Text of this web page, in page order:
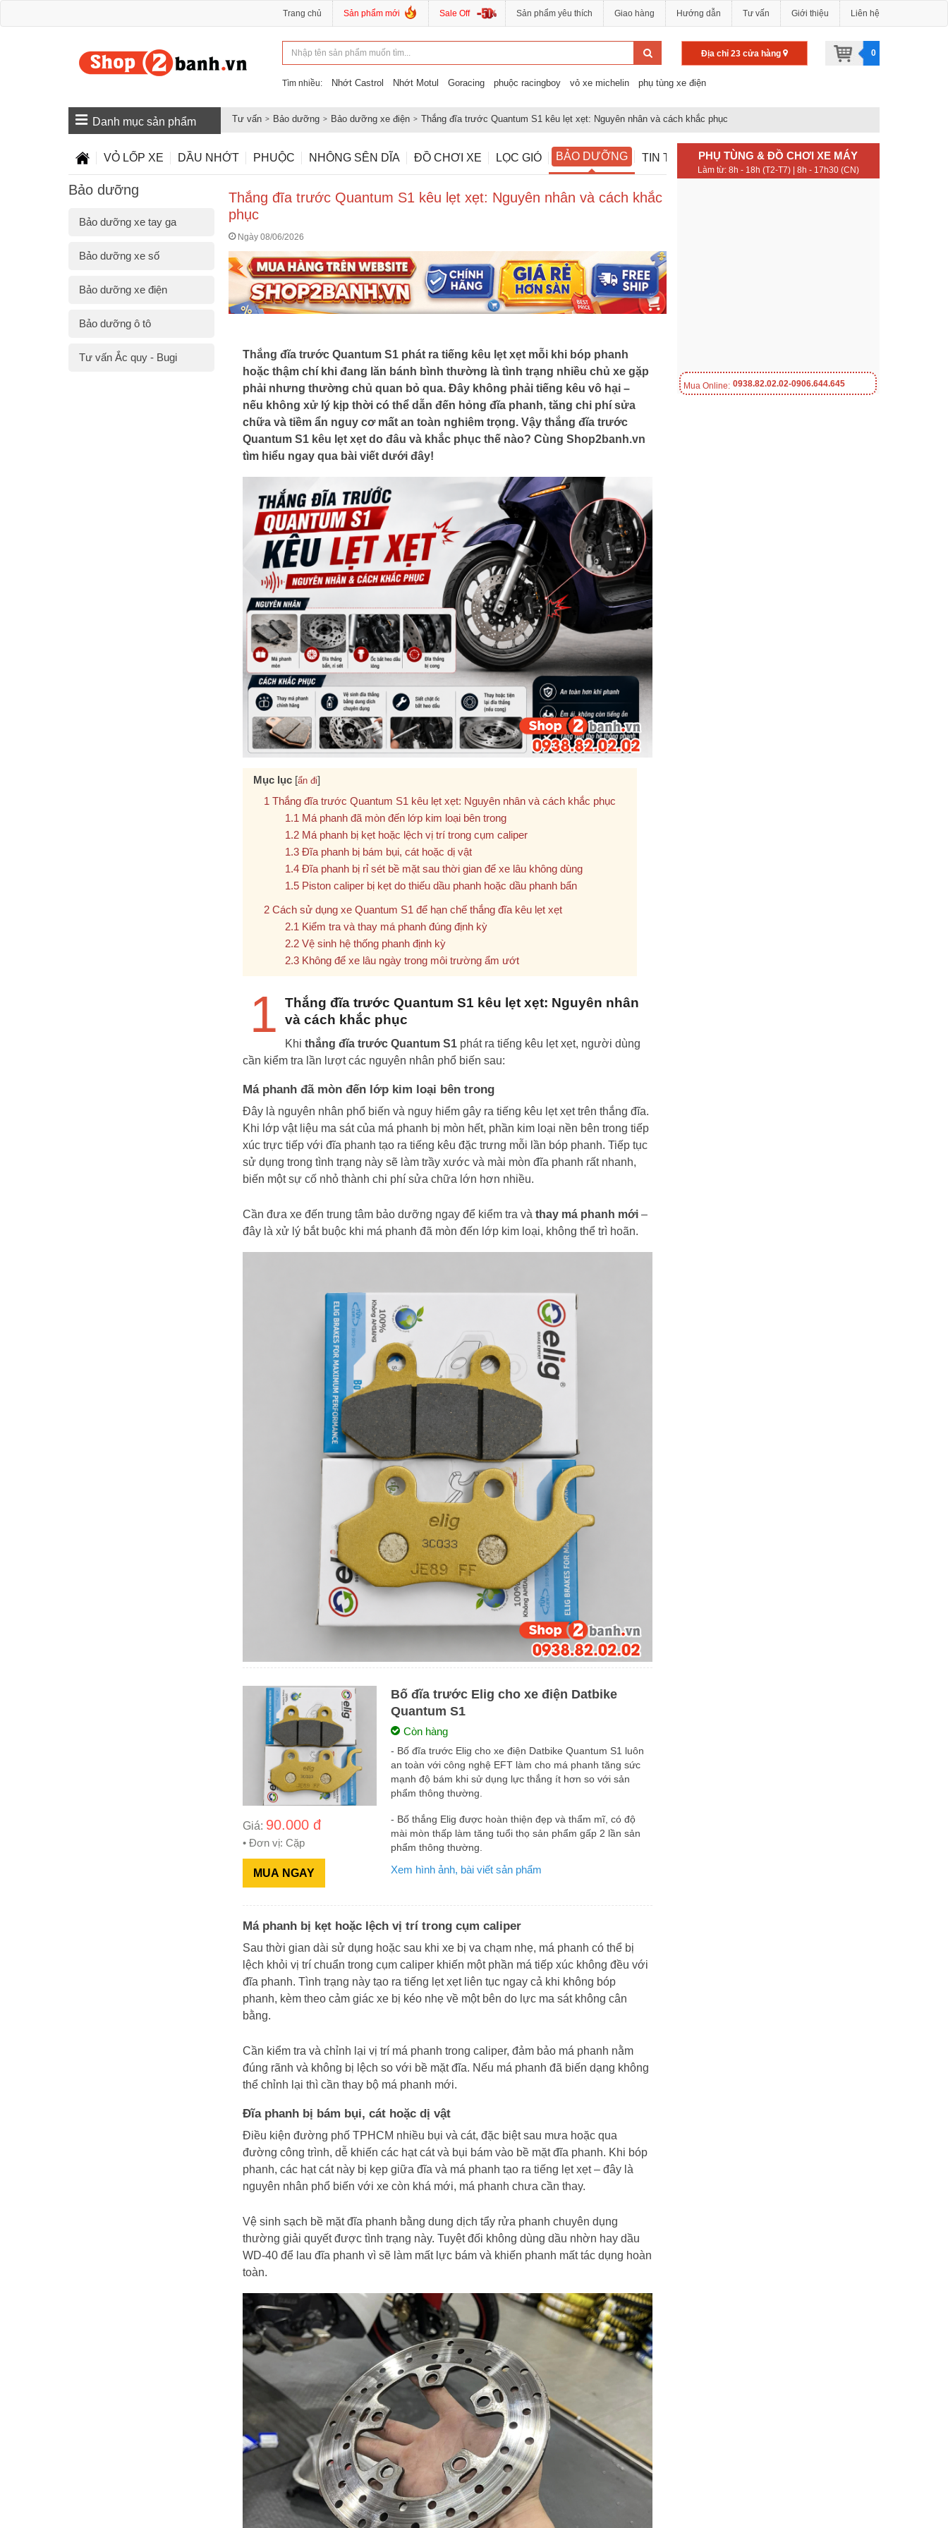
Trang chủ Sản phẩm mới Sale Off Sản phẩm yêu thích Giao hàng Hướng dẫn Tư vấn Giới thiệu Liên hệ
Tìm nhiều: Nhớt Castrol Nhớt Motul Goracing phuộc racingboy vỏ xe michelin phụ tùng xe điện
Địa chỉ 23 cửa hàng 0
Tư vấn Bảo dưỡng Bảo dưỡng xe điện Thắng đĩa trước Quantum S1 kêu lẹt xẹt: Nguyên nhân và cách khắc phục
Danh mục sản phẩm
VỎ LỐP XE DẦU NHỚT PHUỘC NHÔNG SÊN DĨA ĐỒ CHƠI XE LỌC GIÓ BẢO DƯỠNG TIN TỨC
Bảo dưỡng
Bảo dưỡng xe tay ga
Bảo dưỡng xe số
Bảo dưỡng xe điện
Bảo dưỡng ô tô
Tư vấn Ắc quy - Bugi
Thắng đĩa trước Quantum S1 kêu lẹt xẹt: Nguyên nhân và cách khắc
phục
Ngày 08/06/2026
Thắng đĩa trước Quantum S1 phát ra tiếng kêu lẹt xẹt mỗi khi bóp phanh
hoặc thậm chí khi đang lăn bánh bình thường là tình trạng nhiều chủ xe gặp
phải nhưng thường chủ quan bỏ qua. Đây không phải tiếng kêu vô hại –
nếu không xử lý kịp thời có thể dẫn đến hỏng đĩa phanh, tăng chi phí sửa
chữa và tiềm ẩn nguy cơ mất an toàn nghiêm trọng. Vậy thắng đĩa trước
Quantum S1 kêu lẹt xẹt do đâu và khắc phục thế nào? Cùng Shop2banh.vn
tìm hiểu ngay qua bài viết dưới đây!
Mục lục [ẩn đi]
Thắng đĩa trước Quantum S1 kêu lẹt xẹt: Nguyên nhân và cách khắc phục
Má phanh đã mòn đến lớp kim loại bên trong
Má phanh bị kẹt hoặc lệch vị trí trong cụm caliper
Đĩa phanh bị bám bụi, cát hoặc dị vật
Đĩa phanh bị rỉ sét bề mặt sau thời gian để xe lâu không dùng
Piston caliper bị kẹt do thiếu dầu phanh hoặc dầu phanh bẩn
Cách sử dụng xe Quantum S1 để hạn chế thắng đĩa kêu lẹt xẹt
Kiểm tra và thay má phanh đúng định kỳ
Vệ sinh hệ thống phanh định kỳ
Không để xe lâu ngày trong môi trường ẩm ướt
1
Thắng đĩa trước Quantum S1 kêu lẹt xẹt: Nguyên nhân
và cách khắc phục
Khi thắng đĩa trước Quantum S1 phát ra tiếng kêu lẹt xẹt, người dùng
cần kiểm tra lần lượt các nguyên nhân phổ biến sau:
Má phanh đã mòn đến lớp kim loại bên trong
Đây là nguyên nhân phổ biến và nguy hiểm gây ra tiếng kêu lẹt xẹt trên thắng đĩa.
Khi lớp vật liệu ma sát của má phanh bị mòn hết, phần kim loại nền bên trong tiếp
xúc trực tiếp với đĩa phanh tạo ra tiếng kêu đặc trưng mỗi lần bóp phanh. Tiếp tục
sử dụng trong tình trạng này sẽ làm trầy xước và mài mòn đĩa phanh rất nhanh,
biến một sự cố nhỏ thành chi phí sửa chữa lớn hơn nhiều.
Cần đưa xe đến trung tâm bảo dưỡng ngay để kiểm tra và thay má phanh mới –
đây là xử lý bắt buộc khi má phanh đã mòn đến lớp kim loại, không thể trì hoãn.
Giá: 90.000 đ
• Đơn vị: Cặp
MUA NGAY
Bố đĩa trước Elig cho xe điện Datbike
Quantum S1
Còn hàng
- Bố đĩa trước Elig cho xe điện Datbike Quantum S1 luôn
an toàn với công nghệ EFT làm cho má phanh tăng sức
mạnh độ bám khi sử dụng lực thắng ít hơn so với sản
phẩm thông thường.
- Bố thắng Elig được hoàn thiện đẹp và thẩm mĩ, có độ
mài mòn thấp làm tăng tuổi thọ sản phẩm gấp 2 lần sản
phẩm thông thường.
Xem hình ảnh, bài viết sản phẩm
Má phanh bị kẹt hoặc lệch vị trí trong cụm caliper
Sau thời gian dài sử dụng hoặc sau khi xe bị va chạm nhẹ, má phanh có thể bị
lệch khỏi vị trí chuẩn trong cụm caliper khiến một phần má tiếp xúc không đều với
đĩa phanh. Tình trạng này tạo ra tiếng lẹt xẹt liên tục ngay cả khi không bóp
phanh, kèm theo cảm giác xe bị kéo nhẹ về một bên do lực ma sát không cân
bằng.
Cần kiểm tra và chỉnh lại vị trí má phanh trong caliper, đảm bảo má phanh nằm
đúng rãnh và không bị lệch so với bề mặt đĩa. Nếu má phanh đã biến dạng không
thể chỉnh lại thì cần thay bộ má phanh mới.
Đĩa phanh bị bám bụi, cát hoặc dị vật
Điều kiện đường phố TPHCM nhiều bụi và cát, đặc biệt sau mưa hoặc qua
đường công trình, dễ khiến các hạt cát và bụi bám vào bề mặt đĩa phanh. Khi bóp
phanh, các hạt cát này bị kẹp giữa đĩa và má phanh tạo ra tiếng lẹt xẹt – đây là
nguyên nhân phổ biến với xe còn khá mới, má phanh chưa cần thay.
Vệ sinh sạch bề mặt đĩa phanh bằng dung dịch tẩy rửa phanh chuyên dụng
thường giải quyết được tình trạng này. Tuyệt đối không dùng dầu nhờn hay dầu
WD-40 để lau đĩa phanh vì sẽ làm mất lực bám và khiến phanh mất tác dụng hoàn
toàn.
PHỤ TÙNG & ĐỒ CHƠI XE MÁY
Làm từ: 8h - 18h (T2-T7) | 8h - 17h30 (CN)
Mua Online: 0938.82.02.02-0906.644.645